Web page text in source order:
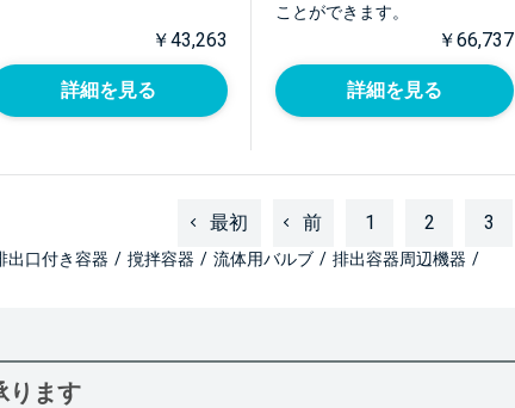
￥43,263
詳細を見る
ことができます。
￥66,737
詳細を見る
最初 前 1 2 3
出口付き容器 / 撹拌容器 / 流体用バルブ / 排出容器周辺機器 /
ります